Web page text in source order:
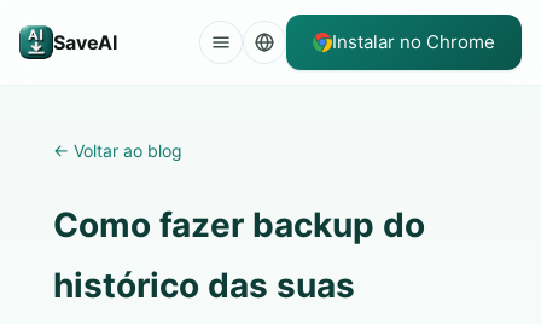
SaveAI Instalar no Chrome
← Voltar ao blog
Como fazer backup do
histórico das suas